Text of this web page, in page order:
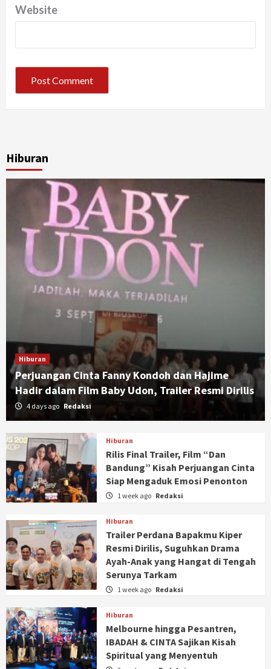
Website
Hiburan
Hiburan
Perjuangan Cinta Fanny Kondoh dan Hajime
Hadir dalam Film Baby Udon, Trailer Resmi Dirilis
4 days ago Redaksi
Hiburan
Rilis Final Trailer, Film “Dan
Bandung” Kisah Perjuangan Cinta
Siap Mengaduk Emosi Penonton
1 week ago Redaksi
Hiburan
Trailer Perdana Bapakmu Kiper
Resmi Dirilis, Suguhkan Drama
Ayah-Anak yang Hangat di Tengah
Serunya Tarkam
1 week ago Redaksi
Hiburan
Melbourne hingga Pesantren,
IBADAH & CINTA Sajikan Kisah
Spiritual yang Menyentuh